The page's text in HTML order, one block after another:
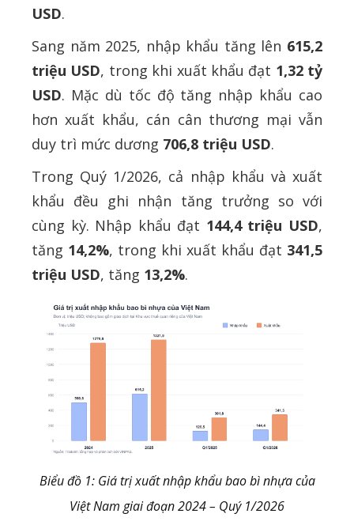
USD.
Sang năm 2025, nhập khẩu tăng lên 615,2
triệu USD, trong khi xuất khẩu đạt 1,32 tỷ
USD. Mặc dù tốc độ tăng nhập khẩu cao
hơn xuất khẩu, cán cân thương mại vẫn
duy trì mức dương 706,8 triệu USD.
Trong Quý 1/2026, cả nhập khẩu và xuất
khẩu đều ghi nhận tăng trưởng so với
cùng kỳ. Nhập khẩu đạt 144,4 triệu USD,
tăng 14,2%, trong khi xuất khẩu đạt 341,5
triệu USD, tăng 13,2%.
Biểu đồ 1: Giá trị xuất nhập khẩu bao bì nhựa của
Việt Nam giai đoạn 2024 – Quý 1/2026